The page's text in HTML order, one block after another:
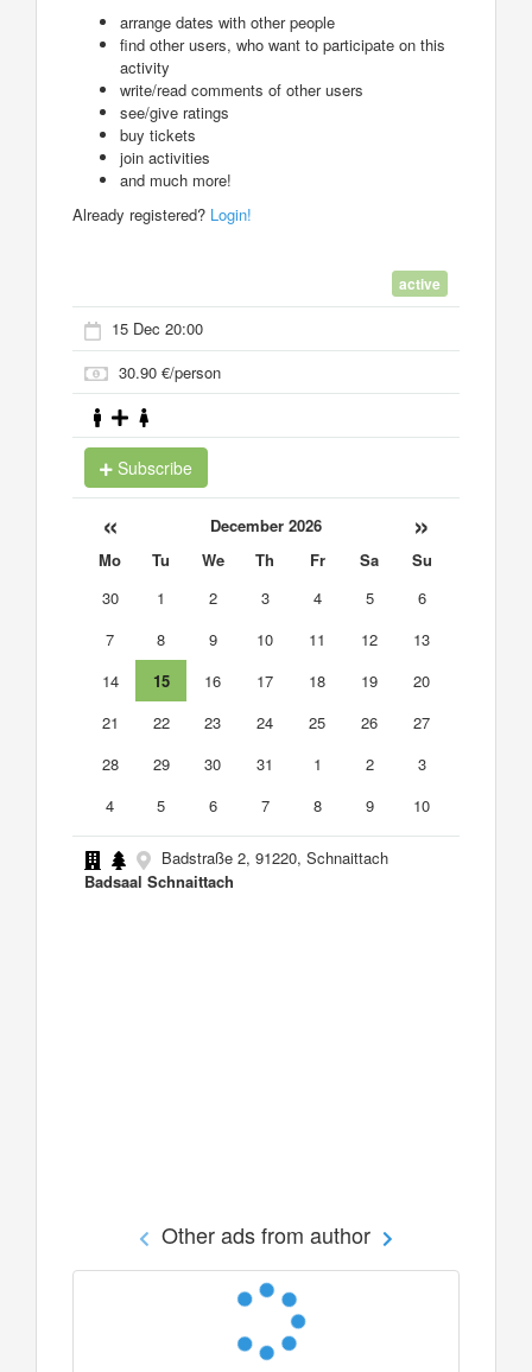
arrange dates with other people
find other users, who want to participate on this
activity
write/read comments of other users
see/give ratings
buy tickets
join activities
and much more!
Already registered? Login!
active
15 Dec 20:00
30.90 €/person
Subscribe
« December 2026 »
Mo Tu We Th Fr Sa
Su
30
1 2 3 4 5
6
7
8 9 10 11 12
13
14
15 16 17 18 19
20
21
22 23 24 25 26
27
28
29 30 31 1 2
3
4
5 6 7 8 9 10
Badstraße 2, 91220, Schnaittach
Badsaal Schnaittach
Other ads from author